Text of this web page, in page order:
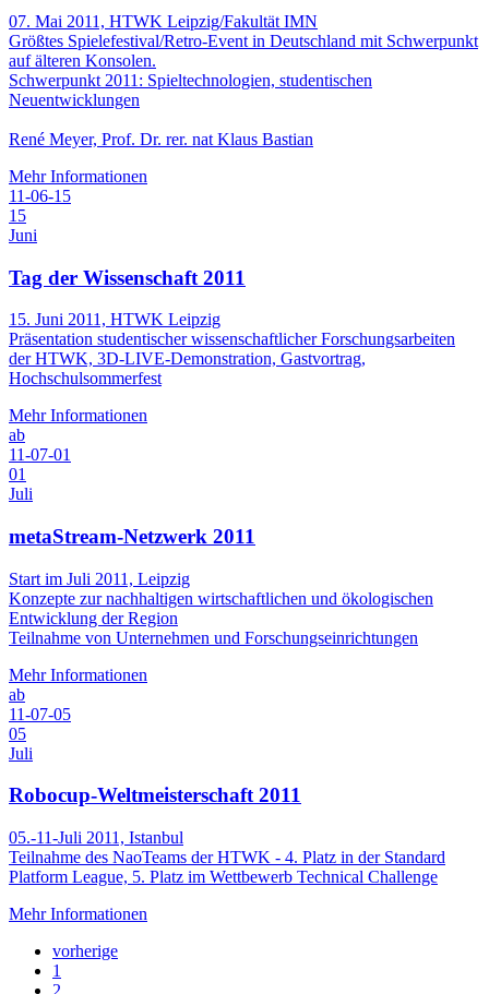
07. Mai 2011, HTWK Leipzig/Fakultät IMN
Größtes Spielefestival/Retro-Event in Deutschland mit Schwerpunkt
auf älteren Konsolen.
Schwerpunkt 2011: Spieltechnologien, studentischen
Neuentwicklungen
René Meyer, Prof. Dr. rer. nat Klaus Bastian
Mehr Informationen
11-06-15
15
Juni
Tag der Wissenschaft 2011
15. Juni 2011, HTWK Leipzig
Präsentation studentischer wissenschaftlicher Forschungsarbeiten
der HTWK, 3D-LIVE-Demonstration, Gastvortrag,
Hochschulsommerfest
Mehr Informationen
ab
11-07-01
01
Juli
metaStream-Netzwerk 2011
Start im Juli 2011, Leipzig
Konzepte zur nachhaltigen wirtschaftlichen und ökologischen
Entwicklung der Region
Teilnahme von Unternehmen und Forschungseinrichtungen
Mehr Informationen
ab
11-07-05
05
Juli
Robocup-Weltmeisterschaft 2011
05.-11-Juli 2011, Istanbul
Teilnahme des NaoTeams der HTWK - 4. Platz in der Standard
Platform League, 5. Platz im Wettbewerb Technical Challenge
Mehr Informationen
vorherige
1